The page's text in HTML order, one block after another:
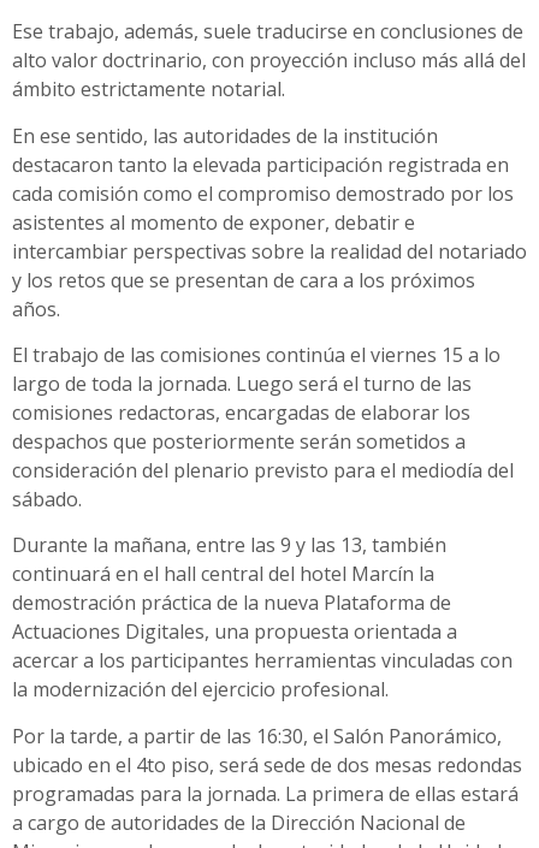
Ese trabajo, además, suele traducirse en conclusiones de
alto valor doctrinario, con proyección incluso más allá del
ámbito estrictamente notarial.
En ese sentido, las autoridades de la institución
destacaron tanto la elevada participación registrada en
cada comisión como el compromiso demostrado por los
asistentes al momento de exponer, debatir e
intercambiar perspectivas sobre la realidad del notariado
y los retos que se presentan de cara a los próximos
años.
El trabajo de las comisiones continúa el viernes 15 a lo
largo de toda la jornada. Luego será el turno de las
comisiones redactoras, encargadas de elaborar los
despachos que posteriormente serán sometidos a
consideración del plenario previsto para el mediodía del
sábado.
Durante la mañana, entre las 9 y las 13, también
continuará en el hall central del hotel Marcín la
demostración práctica de la nueva Plataforma de
Actuaciones Digitales, una propuesta orientada a
acercar a los participantes herramientas vinculadas con
la modernización del ejercicio profesional.
Por la tarde, a partir de las 16:30, el Salón Panorámico,
ubicado en el 4to piso, será sede de dos mesas redondas
programadas para la jornada. La primera de ellas estará
a cargo de autoridades de la Dirección Nacional de